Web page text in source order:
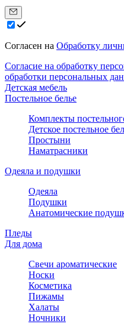
Согласен на Обработку
Согласие на обработку
обработки персональных
Детская мебель
Постельное белье
Комплекты
Детское постельное
Простыни
Наматрасники
Одеяла и подушки
Одеяла
Подушки
Анатомические
Пледы
Для дома
Свечи ароматические
Носки
Косметика
Пижамы
Халаты
Ночники